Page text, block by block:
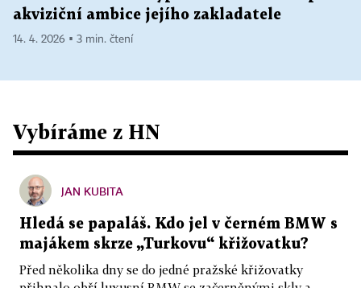
akviziční ambice jejího zakladatele
14. 4. 2026 ▪ 3 min. čtení
Vybíráme z HN
JAN KUBITA
Hledá se papaláš. Kdo jel v černém BMW s
majákem skrze „Turkovu“ křižovatku?
Před několika dny se do jedné pražské křižovatky